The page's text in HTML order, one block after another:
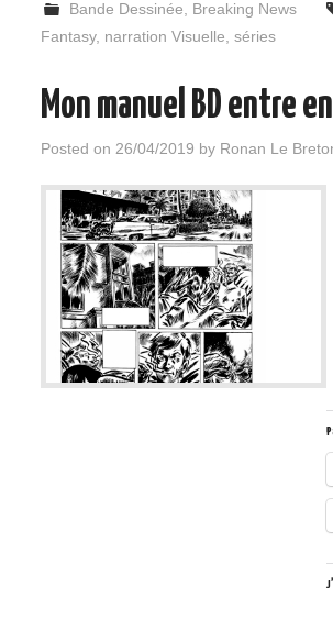
Bande Dessinée
Breaking News
Fantasy, narration Visuelle séries
Mon manuel BD entre
Posted on 26/04/2019 by Ronan Le